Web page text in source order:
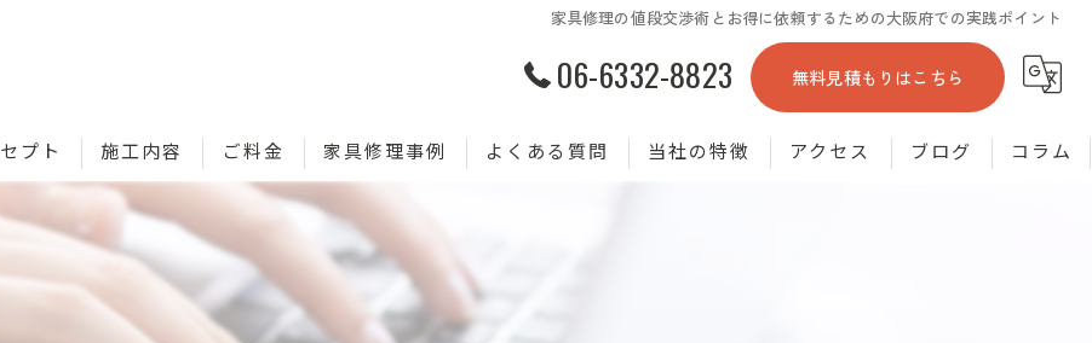
家具修理の値段交渉術とお得に依頼するための大阪府での実践ポイント
06-6332-8823 無料見積もりはこちら
プト 施工内容 ご料金 家具修理事例 よくある質問 当社の特徴 アクセス ブログ コラム